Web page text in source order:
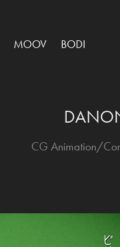
MOOV BODI
CG Animation/